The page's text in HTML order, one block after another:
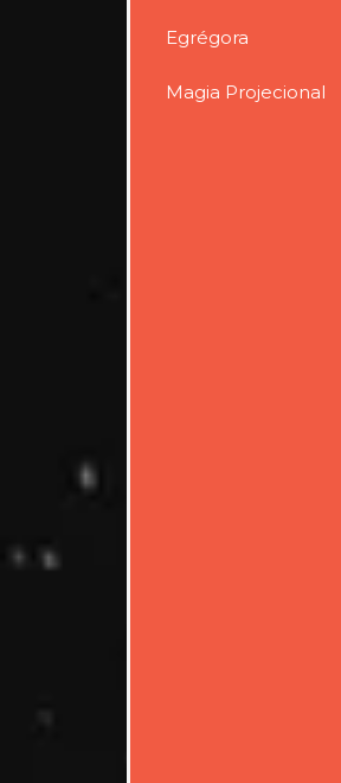
Egrégora
Magia Projecional